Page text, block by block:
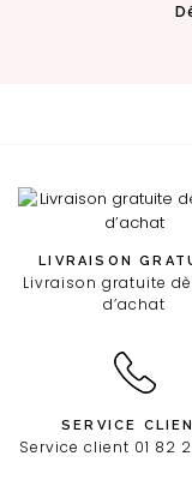
LIVRAISON
Livraison gratuite
d’achat
SERVICE
Service client 01 82